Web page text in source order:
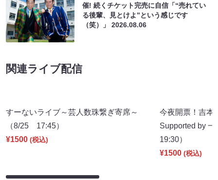
催! 続くチケット完売に自信「“売れてい
る後輩、見とけよ”という感じです
（笑）」2026.08.06
関連ライブ配信
すーないライブ～芸人数珠繋ぎ寄席～
（8/25 17:45）
¥1500 (税込)
今夜開票！吉本
Supported by
19:30）
¥1500 (税込)